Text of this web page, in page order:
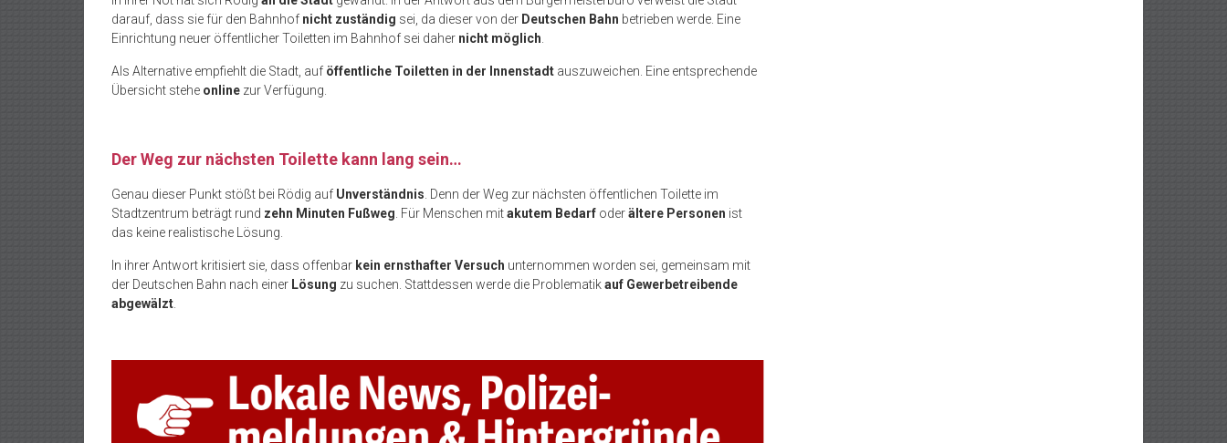
darauf, dass sie für den Bahnhof nicht zuständig sei, da dieser von der Deutschen Bahn betrieben werde. Eine
Einrichtung neuer öffentlicher Toiletten im Bahnhof sei daher nicht möglich.
Als Alternative empfiehlt die Stadt, auf öffentliche Toiletten in der Innenstadt auszuweichen. Eine entsprechende
Übersicht stehe online zur Verfügung.
Der Weg zur nächsten Toilette kann lang sein…
Genau dieser Punkt stößt bei Rödig auf Unverständnis. Denn der Weg zur nächsten öffentlichen Toilette im
Stadtzentrum beträgt rund zehn Minuten Fußweg. Für Menschen mitakutem Bedarf oderältere Personen ist
das keine realistische Lösung.
In ihrer Antwort kritisiert sie, dass offenbar kein ernsthafter Versuch unternommen worden sei, gemeinsam mit
der Deutschen Bahn nach einer Lösung zu suchen. Stattdessen werde die Problematikauf Gewerbetreibende
abgewälzt.